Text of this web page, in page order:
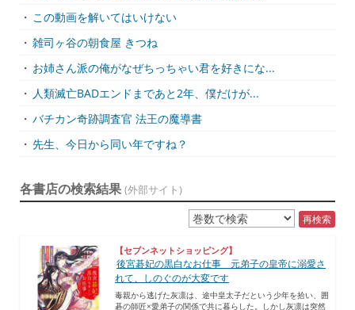
・ この動画を解いてはいけない
・ 雑司ヶ谷の朝食屋 きつね
・ お姉さん派の俺がなぜちっちゃい君を好きにな...
・ 人類滅亡BADエンドまであと2年、僕だけが...
・ バチカン奇跡調査官 法王の魔導書
・ 先生、今日から同い年ですね？
各書店の検索結果 (外部サイト)
再検索
【セブンネットショッピング】
後宮碁妃の黒白なお仕事 元弟子の皇帝に溺愛さ
れて、しのぐのが大変です
毒親から逃げた灰凛は、途中皇太子だという少年を拾い、囲
碁の師匠×愛弟子の関係で共に暮らした。しかし灰凛は突然